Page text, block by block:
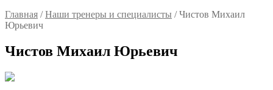
Главная /Наши тренеры и специалисты /Чистов Михаил
Юрьевич
Чистов Михаил Юрьевич